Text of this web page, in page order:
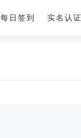
每日签到 实名认证